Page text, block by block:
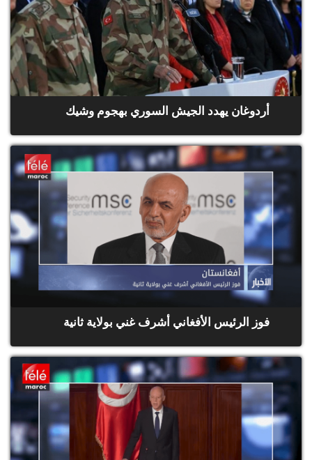
أردوغان يهدد الجيش السوري بهجوم وشيك
فوز الرئيس الأفغاني أشرف غني بولاية ثانية